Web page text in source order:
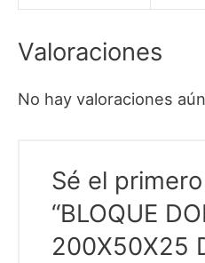
Valoraciones
No hay valoraciones
Sé el
“BLOQUE
200X50X25